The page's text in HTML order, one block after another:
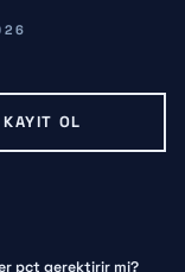
KAYIT OL
pct gerektirir mi?